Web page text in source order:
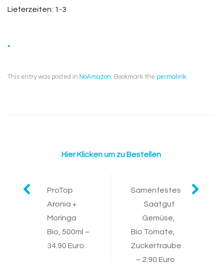
Lieferzeiten: 1-3
.
This entry was posted in NoAmazon. Bookmark the permalink.
Hier Klicken um zu Bestellen
Post
navigation
ProTop
Aronia +
Moringa
Bio, 500ml –
34.90 Euro
Samenfestes
Saatgut
Gemüse,
Bio Tomate,
Zuckertraube
– 2.90 Euro